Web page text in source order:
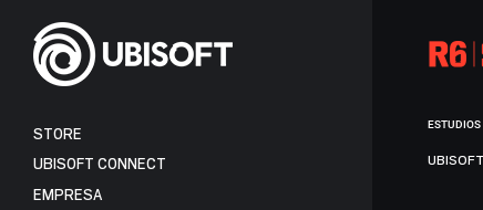
STORE
UBISOFT CONNECT
EMPRESA
ESTUDIOS